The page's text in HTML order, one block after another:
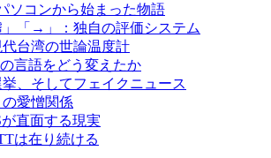
ソコンから始まった物語
」「→」：独自の評価システム
台湾の世論温度計
言語をどう変えたか
、そしてフェイクニュース
の愛憎関係
直面する現実
は在り続ける